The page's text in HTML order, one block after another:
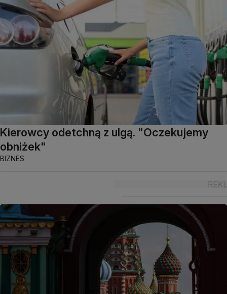
Kierowcy odetchną z ulgą. "Oczekujemy
obniżek"
BIZNES